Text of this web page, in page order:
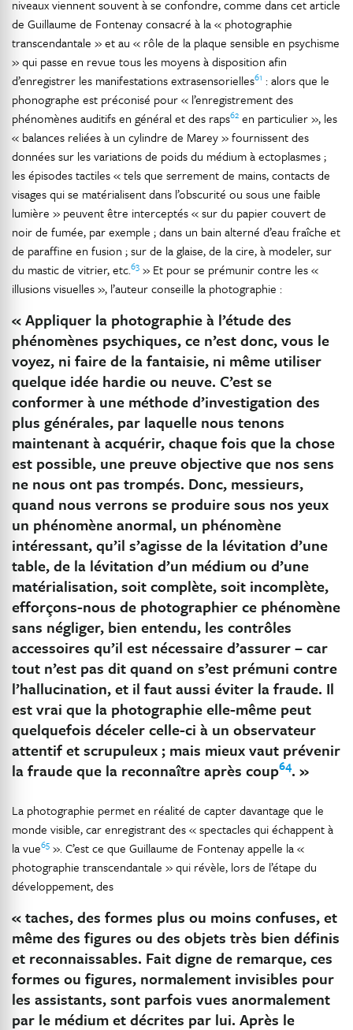
niveaux viennent souvent à se confondre, comme dans cet article
de Guillaume de Fontenay consacré à la « photographie
transcendantale » et au « rôle de la plaque sensible en psychisme
» qui passe en revue tous les moyens à disposition afin
d’enregistrer les manifestations extrasensorielles61 : alors que le
phonographe est préconisé pour « l’enregistrement des
phénomènes auditifs en général et des raps62 en particulier », les
« balances reliées à un cylindre de Marey » fournissent des
données sur les variations de poids du médium à ectoplasmes ;
les épisodes tactiles « tels que serrement de mains, contacts de
visages qui se matérialisent dans l’obscurité ou sous une faible
lumière » peuvent être interceptés « sur du papier couvert de
noir de fumée, par exemple ; dans un bain alterné d’eau fraîche et
de paraffine en fusion ; sur de la glaise, de la cire, à modeler, sur
du mastic de vitrier, etc.63 » Et pour se prémunir contre les «
illusions visuelles », l’auteur conseille la photographie :
« Appliquer la photographie à l’étude des
phénomènes psychiques, ce n’est donc, vous le
voyez, ni faire de la fantaisie, ni même utiliser
quelque idée hardie ou neuve. C’est se
conformer à une méthode d’investigation des
plus générales, par laquelle nous tenons
maintenant à acquérir, chaque fois que la chose
est possible, une preuve objective que nos sens
ne nous ont pas trompés. Donc, messieurs,
quand nous verrons se produire sous nos yeux
un phénomène anormal, un phénomène
intéressant, qu’il s’agisse de la lévitation d’une
table, de la lévitation d’un médium ou d’une
matérialisation, soit complète, soit incomplète,
efforçons-nous de photographier ce phénomène
sans négliger, bien entendu, les contrôles
accessoires qu’il est nécessaire d’assurer – car
tout n’est pas dit quand on s’est prémuni contre
l’hallucination, et il faut aussi éviter la fraude. Il
est vrai que la photographie elle-même peut
quelquefois déceler celle-ci à un observateur
attentif et scrupuleux ; mais mieux vaut prévenir
la fraude que la reconnaître après coup64. »
La photographie permet en réalité de capter davantage que le
monde visible, car enregistrant des « spectacles qui échappent à
la vue65 ». C’est ce que Guillaume de Fontenay appelle la «
photographie transcendantale » qui révèle, lors de l’étape du
développement, des
« taches, des formes plus ou moins confuses, et
même des figures ou des objets très bien définis
et reconnaissables. Fait digne de remarque, ces
formes ou figures, normalement invisibles pour
les assistants, sont parfois vues anormalement
par le médium et décrites par lui. Après le